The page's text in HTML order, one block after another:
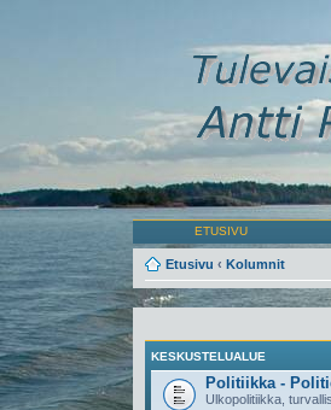
ETUSIVU
Etusivu ‹ Kolumnit
KESKUSTELUALUE
Politiikka -
Ulkopolitiikka,